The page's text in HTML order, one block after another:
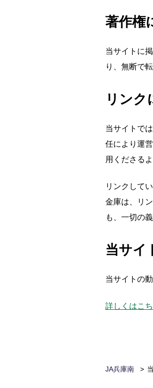
著作権
当サイトに
り、無断で
リンク
当サイトで
任により運
用くださる
リンクして
金庫は、リ
も、一切の
当サイ
当サイトの
詳しくはこ
JA兵庫南